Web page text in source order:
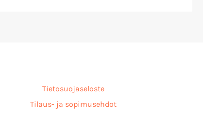
Tietosuojaseloste
Tilaus- ja sopimusehdot